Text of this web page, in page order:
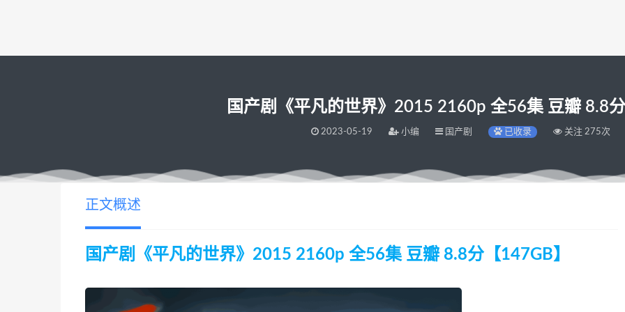
国产剧《平凡的世界》2015 2160p 全56集 豆瓣 8.8
2023-05-19 小编 国产剧 已收录 关注 275次
正文概述
国产剧《平凡的世界》2015 2160p 全56集 豆瓣 8.8分【147GB】